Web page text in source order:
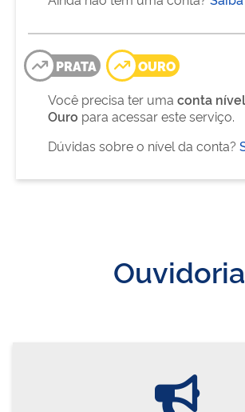
PRATA
OURO
Você precisa ter uma conta
Ouro para acessar este serviço.
Dúvidas sobre o nível da conta?
Ouvidoria